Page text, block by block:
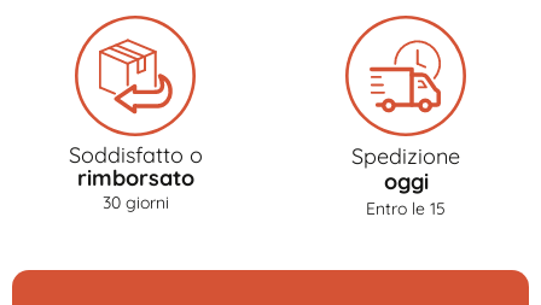
Soddisfatto o
rimborsato
30 giorni
Spedizione
oggi
Entro le 15